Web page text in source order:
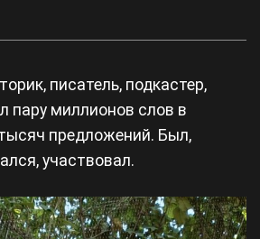
писатель, подкастер,
пару миллионов слов в
предложений. Был,
участвовал.